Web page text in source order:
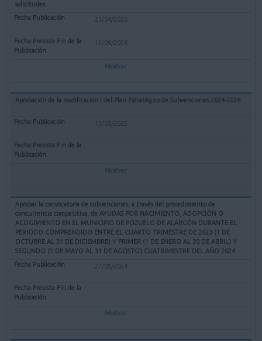
solicitudes.
23/04/2026
15/09/2026
Mostrar
Aprobación de la modificación I del Plan Estratégico de Subvenciones 2024-2026
13/03/2025
Mostrar
Aprobar la convocatoria de subvenciones, a través del procedimiento de
concurrencia competitiva, de AYUDAS POR NACIMIENTO, ADOPCIÓN O
ACOGIMIENTO EN EL MUNICIPIO DE POZUELO DE ALARCÓN DURANTE EL
PERIODO COMPRENDIDO ENTRE EL CUARTO TRIMESTRE DE 2023 (1 DE
OCTUBRE AL 31 DE DICIEMBRE) Y PRIMER (1 DE ENERO AL 30 DE ABRIL) Y
SEGUNDO (1 DE MAYO AL 31 DE AGOSTO) CUATRIMESTRE DEL AÑO 2024
27/05/2024
Mostrar